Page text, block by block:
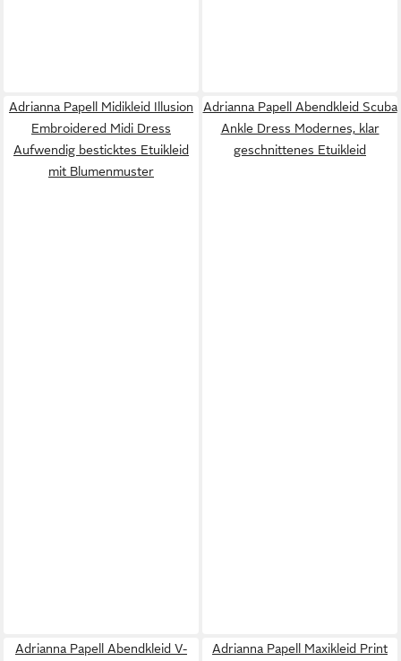
Adrianna Papell Midikleid Illusion
Embroidered Midi Dress
Aufwendig besticktes Etuikleid
mit Blumenmuster
Adrianna Papell Abendkleid Scuba
Ankle Dress Modernes, klar
geschnittenes Etuikleid
Adrianna Papell Abendkleid V- Adrianna Papell Maxikleid Print